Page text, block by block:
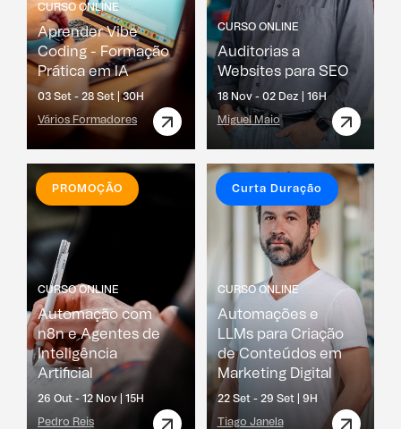
CURSO ONLINE
Aprender Vibe
Coding - Formação
Prática em IA
03 Set - 28 Set |30H
Vários Formadores
CURSO ONLINE
Auditorias a
Websites para SEO
18 Nov - 02 Dez | 16H
Miguel Maio
CURSO ONLINE
Automação com
n8n e Agentes de
Inteligência
Artificial
26 Out - 12 Nov | 15H
Pedro Reis
PROMOÇÃO
CURSO ONLINE
Automações e
LLMs para Criação
de Conteúdos em
Marketing Digital
22 Set - 29 Set | 9H
Tiago Janela
Curta Duração